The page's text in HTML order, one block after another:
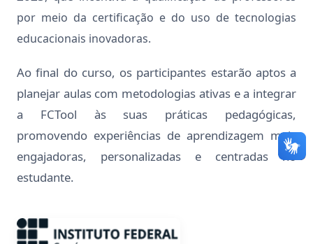
por meio da certificação e do uso de tecnologias
educacionais inovadoras.
Ao final do curso, os participantes estarão aptos a
planejar aulas com metodologias ativas e a integrar
a FCTool às suas práticas pedagógicas,
promovendo experiências de aprendizagem mais
engajadoras, personalizadas e centradas no
estudante.